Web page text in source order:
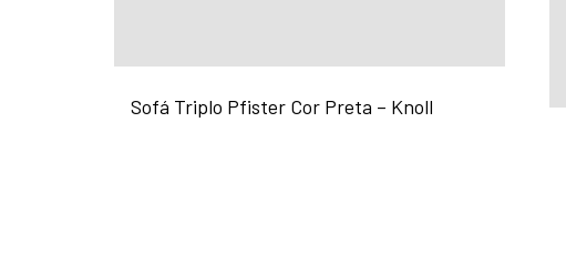
Sofá Triplo Pfister Cor Preta – Knoll